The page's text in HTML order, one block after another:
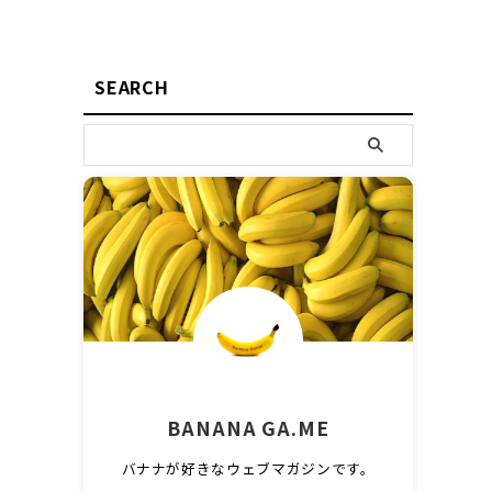
SEARCH
BANANA GA.ME
バナナが好きなウェブマガジンです。